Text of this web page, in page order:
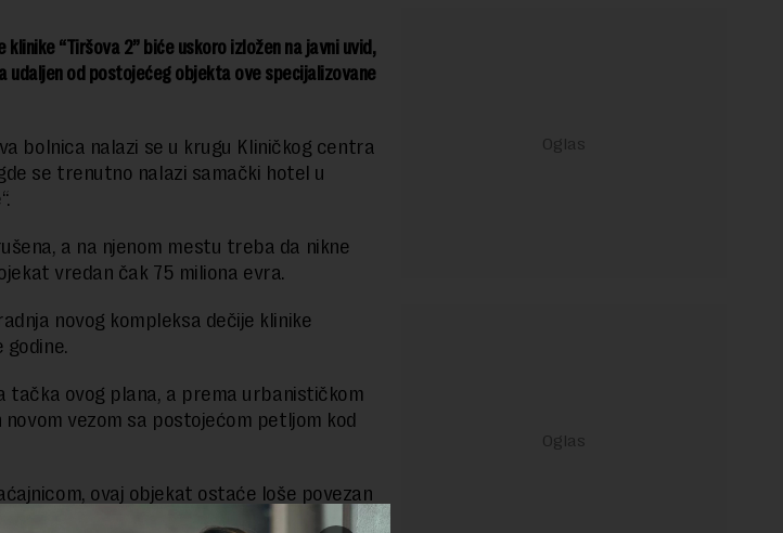
“Tiršova 2” biće uskoro izložen na javni uvid,
udaljen od postojećeg objekta ove specijalizovane
bolnica nalazi se u krugu Kliničkog centra
se trenutno nalazi samački hotel u
a na njenom mestu treba da nikne
vredan čak 75 miliona evra.
novog kompleksa dečije klinike
godine.
tačka ovog plana, a prema urbanističkom
vezom sa postojećom petljom kod
ovaj objekat ostaće loše povezan
takozvane “Transverzale”, koja će preko